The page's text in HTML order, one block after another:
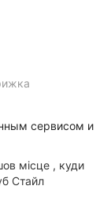
сервисом и
місце , куди
Стайл